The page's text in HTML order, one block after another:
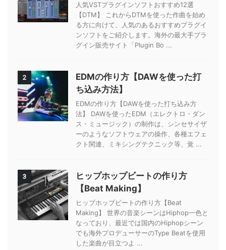
人気VSTプラグインソフトおすすめ12選
【DTM】 これからDTMを使った作曲を始め
る方に向けて、人気のあるおすすめプラグイ
ンソフトをご紹介します。海外の最大手プラ
グイン販売サイト「Plugin Bo ...
2
EDMの作り方【DAWを使った打
ち込み方法】
EDMの作り方【DAWを使った打ち込み方
法】 DAWを使ったEDM（エレクトロ・ダン
ス・ミュージック）の制作は、シンセサイザ
ーのようなソフトウェアの操作、各種エフェ
クト関連、ミキシングテクニック等、覚 ...
3
ヒップホップビートの作り方
【Beat Making】
ヒップホップビートの作り方【Beat
Making】 世界の音楽シーンはHiphop一色と
なっており、最近では国内のHiphopシーン
でも海外プロデューサーのType Beatを使用
した楽曲が目立つよ ...